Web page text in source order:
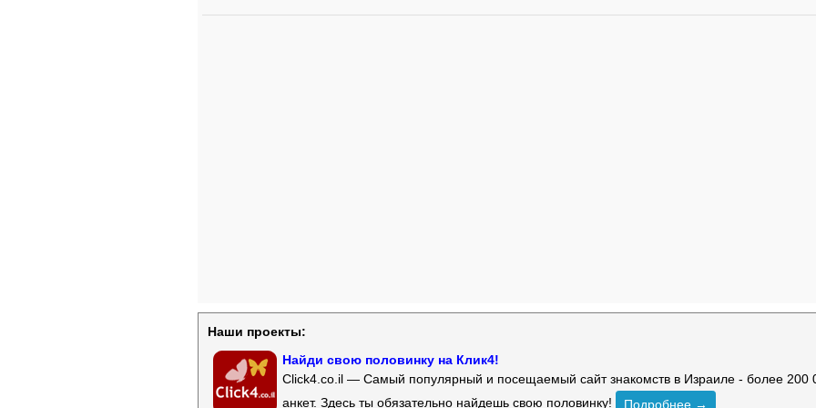
Наши проекты:
Найди свою половинку на Клик4!
Click4.co.il — Самый популярный и посещаемый сайт знакомств в Израиле - более 200
анкет. Здесь ты обязательно найдешь свою половинку!
Подробнее →